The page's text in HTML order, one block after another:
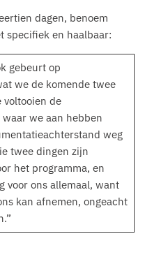
dagen, benoem
specifiek en haalbaar:
gebeurt op
we de komende twee
voltooien de
we aan hebben
weg
twee dingen zijn
het programma, en
voor ons allemaal, want
kan afnemen, ongeacht